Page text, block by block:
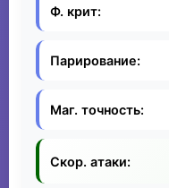
Ф. крит:
Парирование:
Маг. точность:
Скор. атаки: